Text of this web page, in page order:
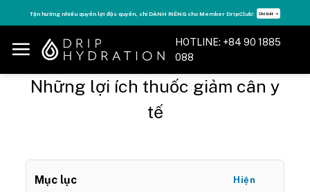
to
content
Tận hưởng nhiều quyền lợi độc quyền, chỉ DÀNH RIÊNG cho Member DripClub! Chi tiết ➝
HOTLINE: +84 90 1885
088
Những lợi ích thuốc giảm cân y
tế
Mục lục Hiện